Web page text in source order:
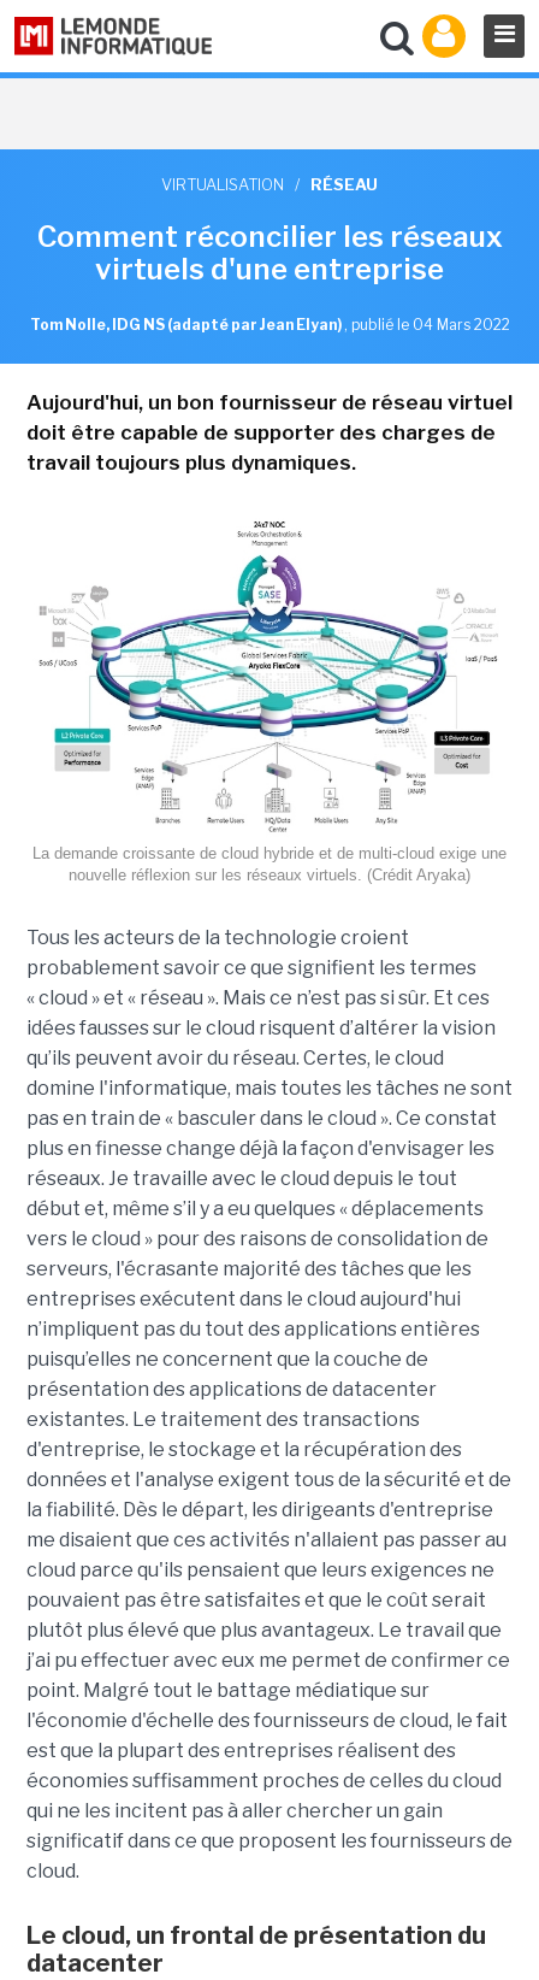
VIRTUALISATION / RÉSEAU
Comment réconcilier les réseaux
virtuels d'une entreprise
Tom Nolle, IDG NS (adapté par Jean Elyan) , publié le 04 Mars 2022
Aujourd'hui, un bon fournisseur de réseau virtuel
doit être capable de supporter des charges de
travail toujours plus dynamiques.
La demande croissante de cloud hybride et de multi-cloud exige une
nouvelle réflexion sur les réseaux virtuels. (Crédit Aryaka)
Tous les acteurs de la technologie croient
probablement savoir ce que signifient les termes
« cloud » et « réseau ». Mais ce n’est pas si sûr. Et ces
idées fausses sur le cloud risquent d’altérer la vision
qu’ils peuvent avoir du réseau. Certes, le cloud
domine l'informatique, mais toutes les tâches ne sont
pas en train de « basculer dans le cloud ». Ce constat
plus en finesse change déjà la façon d'envisager les
réseaux. Je travaille avec le cloud depuis le tout
début et, même s’il y a eu quelques « déplacements
vers le cloud » pour des raisons de consolidation de
serveurs, l'écrasante majorité des tâches que les
entreprises exécutent dans le cloud aujourd'hui
n’impliquent pas du tout des applications entières
puisqu’elles ne concernent que la couche de
présentation des applications de datacenter
existantes. Le traitement des transactions
d'entreprise, le stockage et la récupération des
données et l'analyse exigent tous de la sécurité et de
la fiabilité. Dès le départ, les dirigeants d'entreprise
me disaient que ces activités n'allaient pas passer au
cloud parce qu'ils pensaient que leurs exigences ne
pouvaient pas être satisfaites et que le coût serait
plutôt plus élevé que plus avantageux. Le travail que
j’ai pu effectuer avec eux me permet de confirmer ce
point. Malgré tout le battage médiatique sur
l'économie d'échelle des fournisseurs de cloud, le fait
est que la plupart des entreprises réalisent des
économies suffisamment proches de celles du cloud
qui ne les incitent pas à aller chercher un gain
significatif dans ce que proposent les fournisseurs de
cloud.
Le cloud, un frontal de présentation du
datacenter